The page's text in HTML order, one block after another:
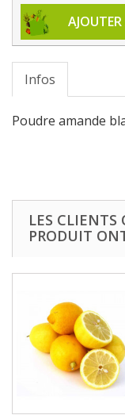
Infos
Poudre amande
LES
PRODUIT